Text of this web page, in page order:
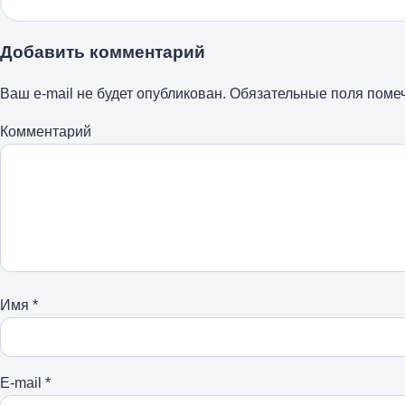
Добавить комментарий
Ваш e-mail не будет опубликован. Обязательные поля
Комментарий
Имя *
E-mail *